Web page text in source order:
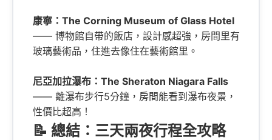
康寧：The Corning Museum of Glass Hotel
—— 博物館自帶的飯店，設計感超強，房間里有
玻璃藝術品，住進去像住在藝術館里。
尼亞加拉瀑布：The Sheraton Niagara Falls
—— 離瀑布步行5分鐘，房間能看到瀑布夜景，
性價比超高！
📝 總結：三天兩夜行程全攻略